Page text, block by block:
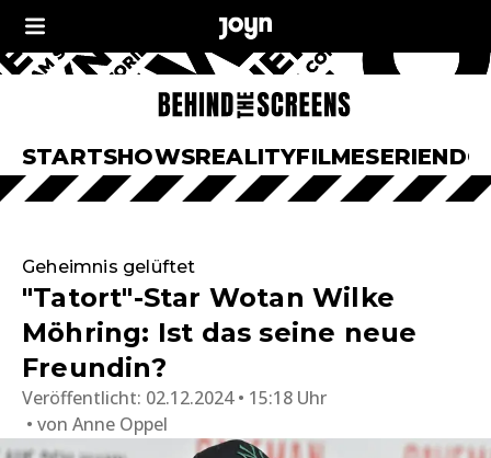
STARTSHOWSREALITYFILMESERIEN
Geheimnis gelüftet
"Tatort"-Star Wotan Wilke
Möhring: Ist das seine neue
Freundin?
Veröffentlicht: 02.12.2024 • 15:18 Uhr
von Anne Oppel